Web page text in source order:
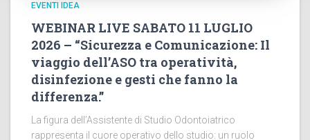
EVENTI IDEA
WEBINAR LIVE SABATO 11 LUGLIO
2026 – “Sicurezza e Comunicazione: Il
viaggio dell’ASO tra operatività,
disinfezione e gesti che fanno la
differenza.”
La figura dell’Assistente di Studio Odontoiatrico
rappresenta il cuore operativo dello studio: un ruolo